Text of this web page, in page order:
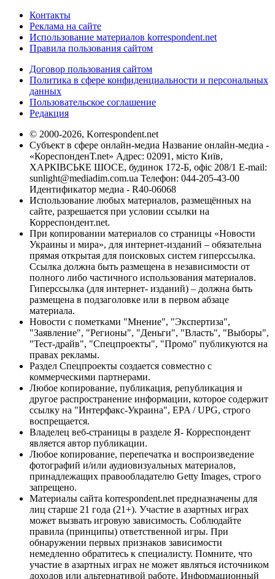
Контакты
Реклама на сайте
Использование материалов korrespondent.net
Правила пользования сайтом
Договор пользования сайтом
Политика в сфере конфиденциальности и персональных
данных
Пользовательское соглашение
Редакция
© 2000-2026, Korrespondent.net
Субъект в сфере онлайн-медиа Название онлайн-медиа -
«КореспонденТ.net» Адрес: 02091, місто Київ,
ХАРКІВСЬКЕ ШОСЕ, будинок 172-Б, офіс 208/1 E-mail:
sunlight@mediadim.com.ua Телефон: 044-205-43-00
Идентификатор медиа - R40-06068
Использование любых материалов, размещённых на
сайте, разрешается при условии ссылки на
Корреспондент.net.
При копировании материалов со страницы «Новости
Украины и мира», для интернет-изданий – обязательна
прямая открытая для поисковых систем гиперссылка.
Ссылка должна быть размещена в независимости от
полного либо частичного использования материалов.
Гиперссылка (для интернет- изданий) – должна быть
размещена в подзаголовке или в первом абзаце
материала.
Новости с пометками "Мнение", "Экспертиза",
"Заявление", "Регионы", "Деньги", "Власть", "Выборы",
"Тест-драйв", "Спецпроекты", "Промо" публикуются на
правах рекламы.
Раздел Спецпроекты создается совместно с
коммерческими партнерами.
Любое копирование, публикация, републикация и
другое распространение информации, которое содержит
ссылку на "Интерфакс-Украина", EPA / UPG, строго
воспрещается.
Владелец веб-страницы в разделе Я- Корреспондент
является автор публикации.
Любое копирование, перепечатка и воспроизведение
фотографий и/или аудиовизуальных материалов,
принадлежащих правообладателю Getty Images, строго
запрещено.
Материалы сайта korrespondent.net предназначены для
лиц старше 21 года (21+). Участие в азартных играх
может вызвать игровую зависимость. Соблюдайте
правила (принципы) ответственной игры. При
обнаружении первых признаков зависимости
немедленно обратитесь к специалисту. Помните, что
участие в азартных играх не может являться источником
доходов или альтернативой работе. Информационный